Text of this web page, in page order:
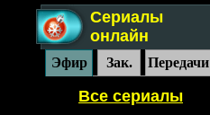
Сериалы
онлайн
Эфир Зак. Передачи
Все сериалы